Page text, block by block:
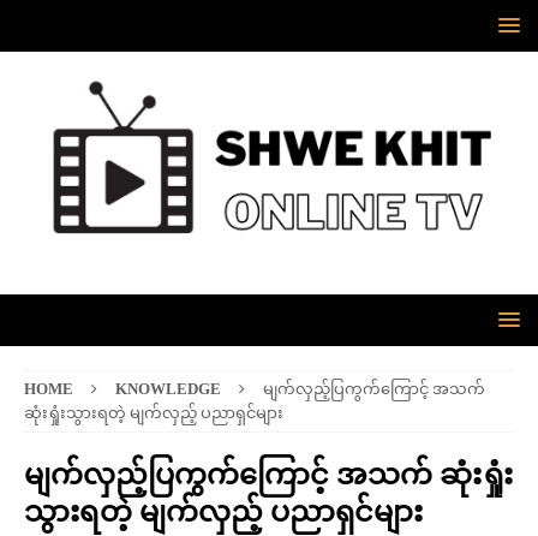
HOME KNOWLEDGE
မျက်လှည့်ပြကွက်ကြောင့် အသက်
ဆုံးရှုံးသွားရတဲ့ မျက်လှည့် ပညာရှင်များ
မျက်လှည့်ပြကွက်ကြောင့် အသက် ဆုံးရှုံး
သွားရတဲ့ မျက်လှည့် ပညာရှင်များ